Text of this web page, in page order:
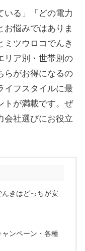
いる」「どの電力
お悩みではありま
ミツウロコでんき
リア別・世帯別の
らがお得になるの
イフスタイルに最
トが満載です。ぜ
会社選びにお役立
んきはどっちが安
ンペーン・各種